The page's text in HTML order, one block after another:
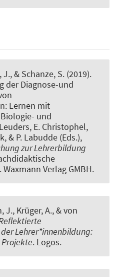
J., & Schanze, S. (2019).
der Diagnose-und
Lernen mit
und
E. Christophel,
& P. Labudde (Eds.),
zur Lehrerbildung
Verlag GMBH.
J., Krüger, A., & von
Lehrer*innenbildung:
. Logos.